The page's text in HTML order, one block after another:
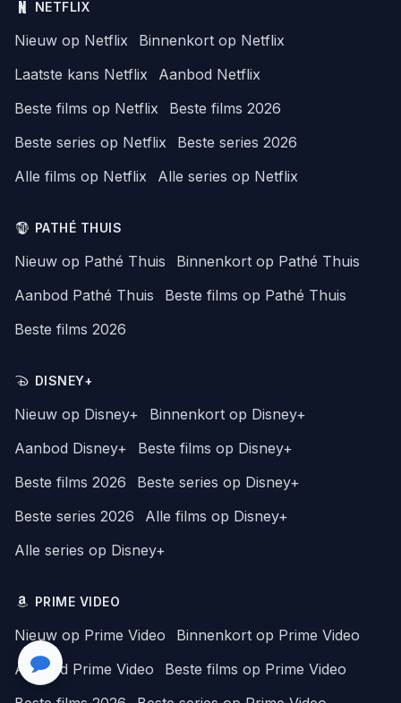
NETFLIX
Nieuw op Netflix
Binnenkort op Netflix
Laatste kans Netflix
Aanbod Netflix
Beste films op Netflix
Beste films 2026
Beste series op Netflix
Beste series 2026
Alle films op Netflix
Alle series op Netflix
PATHÉ THUIS
Nieuw op Pathé Thuis
Binnenkort op Pathé Thuis
Aanbod Pathé Thuis
Beste films op Pathé Thuis
Beste films 2026
DISNEY+
Nieuw op Disney+
Binnenkort op Disney+
Aanbod Disney+
Beste films op Disney+
Beste films 2026
Beste series op Disney+
Beste series 2026
Alle films op Disney+
Alle series op Disney+
PRIME VIDEO
Nieuw op Prime Video
Binnenkort op Prime Video
Aanbod Prime Video
Beste films op Prime Video